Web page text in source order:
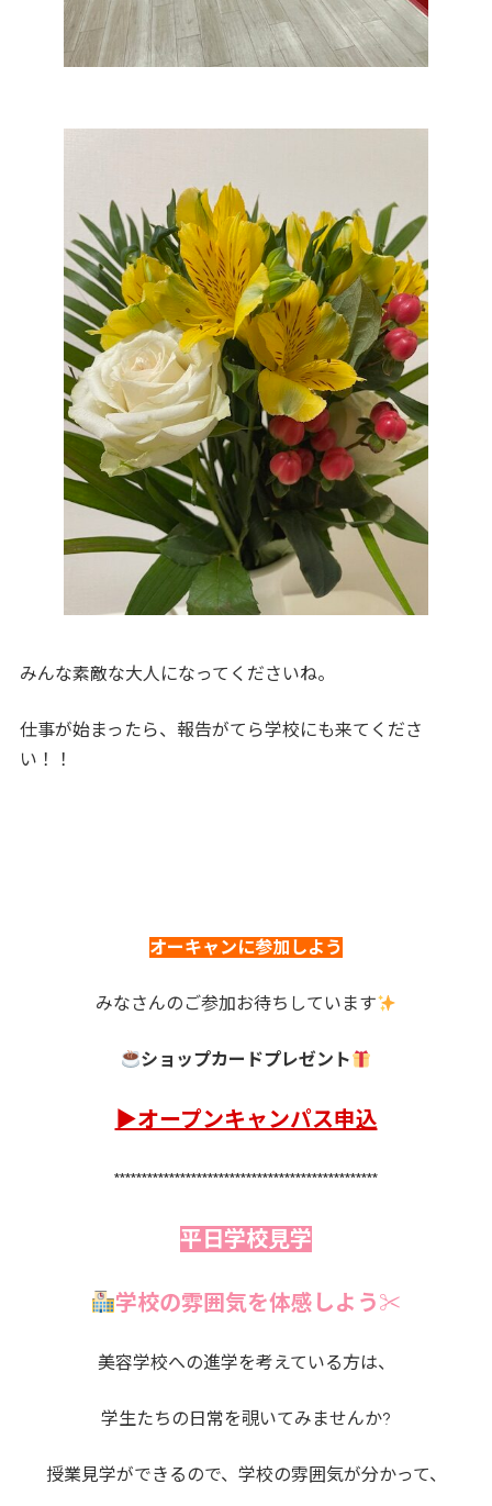
みんな素敵な大人になってくださいね。
仕事が始まったら、報告がてら学校にも来てくださ
い！！
オーキャンに参加しよう
みなさんのご参加お待ちしています
ショップカードプレゼント
▶オープンキャンパス申込
************************************************
平日学校見学
学校の雰囲気を体感しよう✂
美容学校への進学を考えている方は、
学生たちの日常を覗いてみませんか?
授業見学ができるので、学校の雰囲気が分かって、